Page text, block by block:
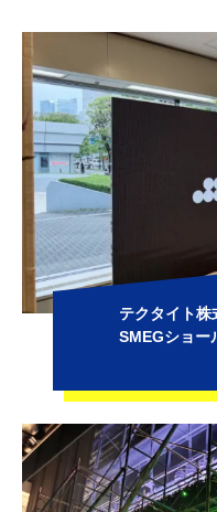
テクタイト株
SMEGショー